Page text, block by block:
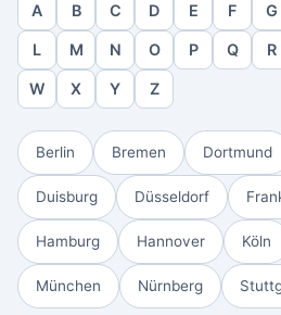
A B C D E F G
L M N O P Q R
W X Y Z
Berlin Bremen Dortmund
Duisburg Düsseldorf
Hamburg Hannover Köln
München Nürnberg